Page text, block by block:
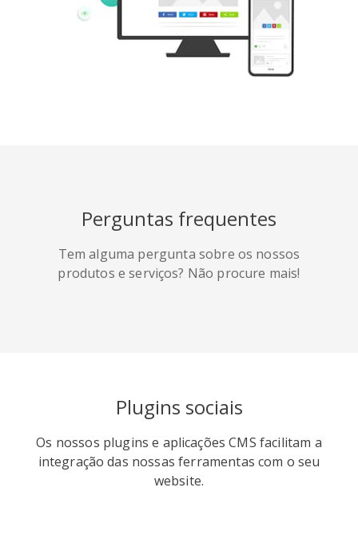
Line Pocket QZone
Perguntas frequentes
Tem alguma pergunta sobre os nossos
produtos e serviços? Não procure mais!
Plugins sociais
Os nossos plugins e aplicações CMS facilitam a
integração das nossas ferramentas com o seu
website.